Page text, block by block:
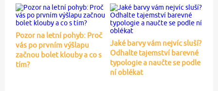
Pozor na letní pohyb: Proč
vás po prvním výšlapu
začnou bolet klouby a co s
tím?
Jaké barvy vám nejvíc sluší?
Odhalte tajemství barevné
typologie a naučte se podle
ní oblékat